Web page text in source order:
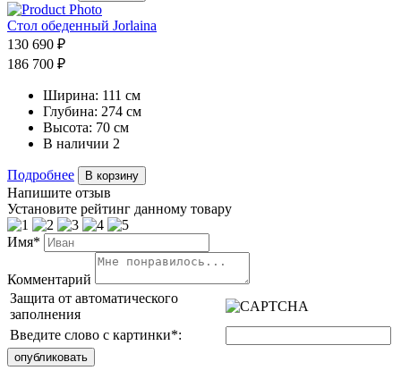
Стол обеденный Jorlaina
130 690 ₽
186 700 ₽
Ширина: 111 см
Глубина: 274 см
Высота: 70 см
В наличии 2
Подробнее В корзину
Напишите отзыв
Установите рейтинг данному товару
Имя*
Комментарий
Защита от автоматического
заполнения
Введите слово с картинки*: